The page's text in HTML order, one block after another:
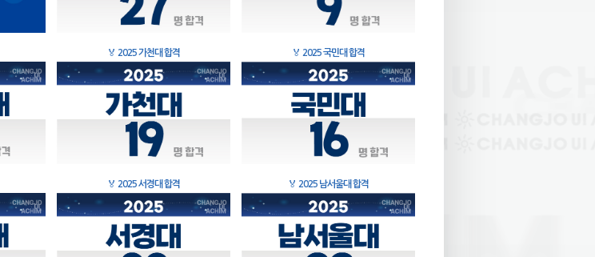
🏅 2025 가천대 합격 🏅 2025 국민대 합격
🏅 2025 서경대 합격 🏅 2025 남서울대 합격